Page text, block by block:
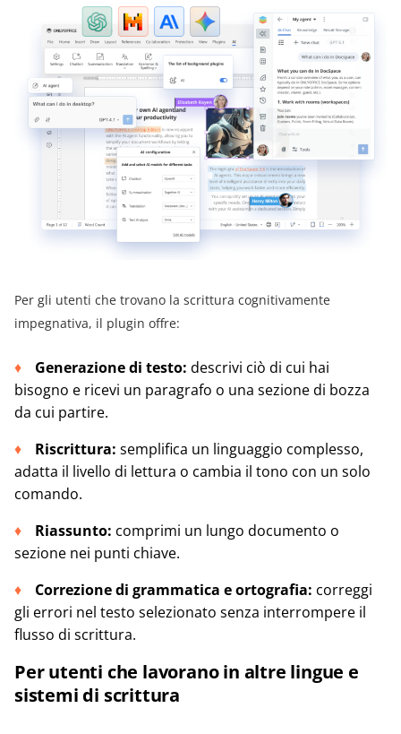
Per gli utenti che trovano la scrittura cognitivamente
impegnativa, il plugin offre:
Generazione di testo: descrivi ciò di cui hai
bisogno e ricevi un paragrafo o una sezione di bozza
da cui partire.
Riscrittura: semplifica un linguaggio complesso,
adatta il livello di lettura o cambia il tono con un solo
comando.
Riassunto: comprimi un lungo documento o
sezione nei punti chiave.
Correzione di grammatica e ortografia: correggi
gli errori nel testo selezionato senza interrompere il
flusso di scrittura.
Per utenti che lavorano in altre lingue e
sistemi di scrittura